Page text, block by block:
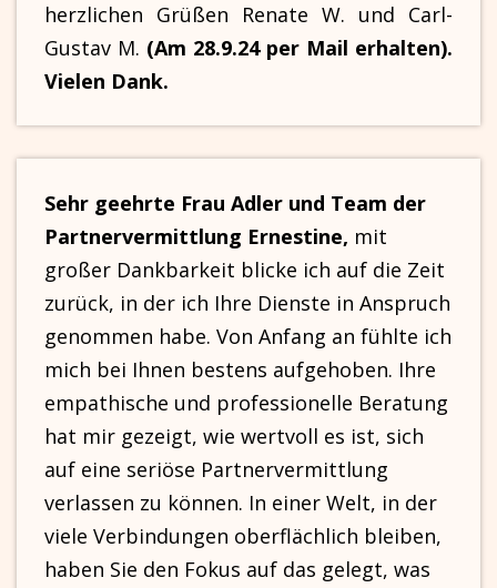
herzlichen Grüßen Renate W. und Carl-
Gustav M. (Am 28.9.24 per Mail erhalten).
Vielen Dank.
Sehr geehrte Frau Adler und Team der
Partnervermittlung Ernestine, mit
großer Dankbarkeit blicke ich auf die Zeit
zurück, in der ich Ihre Dienste in Anspruch
genommen habe. Von Anfang an fühlte ich
mich bei Ihnen bestens aufgehoben. Ihre
empathische und professionelle Beratung
hat mir gezeigt, wie wertvoll es ist, sich
auf eine seriöse Partnervermittlung
verlassen zu können. In einer Welt, in der
viele Verbindungen oberflächlich bleiben,
haben Sie den Fokus auf das gelegt, was